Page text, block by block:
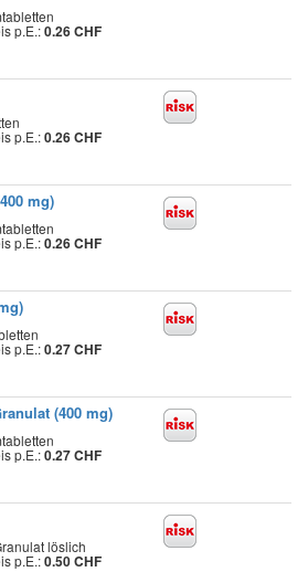
p.E.:0.26 CHF
p.E.:0.26 CHF
mg)
p.E.:0.26 CHF
p.E.:0.27 CHF
(400 mg)
p.E.:0.27 CHF
löslich
p.E.:0.50 CHF